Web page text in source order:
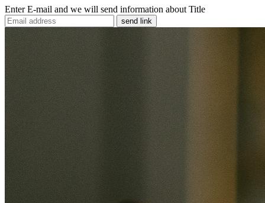
Enter E-mail and we will send information about Title
send link